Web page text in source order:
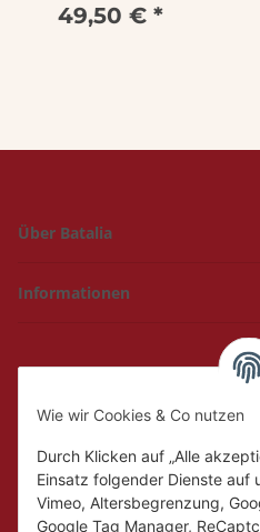
Wie wir Cookies & Co nutzen
Durch Klicken auf „Alle
Einsatz folgender Dienste auf
Vimeo, Altersbegrenzung,
Google Tag Manager,
49,50 € *
Über Batalia
Informationen
Hückelhoven und
Di. - Fr.
10:00 -
10:00 -